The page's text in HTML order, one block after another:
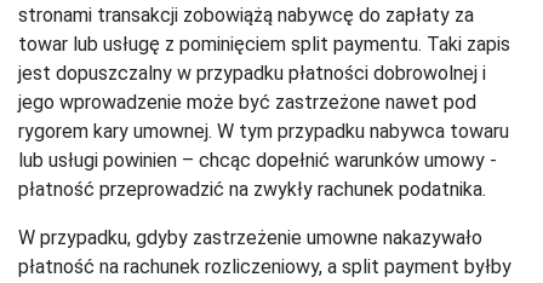
stronami transakcji zobowiążą nabywcę do zapłaty za
towar lub usługę z pominięciem split paymentu. Taki zapis
jest dopuszczalny w przypadku płatności dobrowolnej i
jego wprowadzenie może być zastrzeżone nawet pod
rygorem kary umownej. W tym przypadku nabywca towaru
lub usługi powinien – chcąc dopełnić warunków umowy -
płatność przeprowadzić na zwykły rachunek podatnika.
W przypadku, gdyby zastrzeżenie umowne nakazywało
płatność na rachunek rozliczeniowy, a split payment byłby